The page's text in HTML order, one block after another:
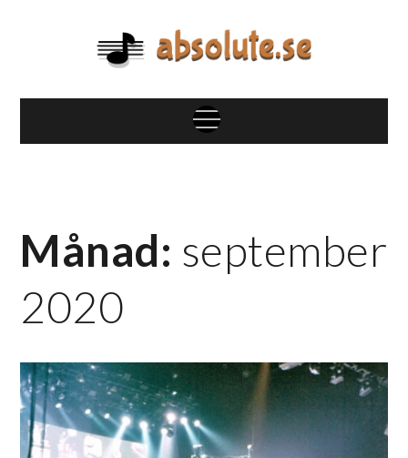
absolute.se
Menu
Månad: september
2020